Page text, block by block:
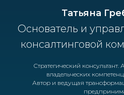
Татьяна
Основатель и
консалтинговой
Стратегический
владельческих
Автор и ведущая